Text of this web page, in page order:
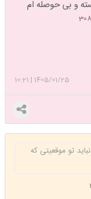
و بی حوصله ام
1405/01/25
|
10:21
تو موقعیتی که